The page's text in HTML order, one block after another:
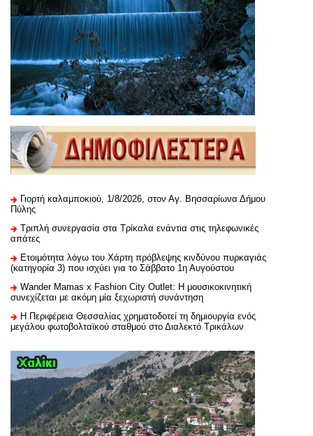
Γιορτή καλαμποκιού, 1/8/2026, στον Αγ. Βησσαρίωνα Δήμου
Πύλης
Τριπλή συνεργασία στα Τρίκαλα ενάντια στις τηλεφωνικές
απάτες
Ετοιμότητα λόγω του Χάρτη πρόβλεψης κινδύνου πυρκαγιάς
(κατηγορία 3) που ισχύει για το Σάββατο 1η Αυγούστου
Wander Mamas x Fashion City Outlet: Η μουσικοκινητική
συνεχίζεται με ακόμη μία ξεχωριστή συνάντηση
H Περιφέρεια Θεσσαλίας χρηματοδοτεί τη δημιουργία ενός
μεγάλου φωτοβολταϊκού σταθμού στο Διαλεκτό Τρικάλων